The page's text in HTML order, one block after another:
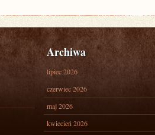
Archiwa
lipiec 2026
czerwiec 2026
maj 2026
kwiecień 2026